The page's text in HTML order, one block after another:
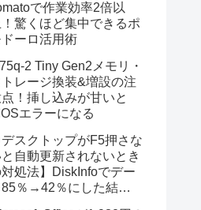
で作業効率2倍以
！驚くほど集中できるポ
ドーロ活用術
2 Tiny Gen2メモリ・
トレージ換装&増設の注
！挿し込みが甘いと
エラーになる
デスクトップがF5押さな
自動更新されないとき
処法】DiskInfoでデー
85％→42％にした結